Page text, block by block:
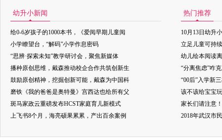
幼升小新闻
给0-6岁孩子的1000本书，《爱阅早期儿童阅
小学瞭望台，“解码”小学作息密码
“思辨·探索未知”教学研讨会，聚焦新媒体
播种原创思维，戴森推动校企合作共筑创新生
鼓励原创精神，挖掘创新可能，戴森为中国科
磨铁《我的爸爸是奥特曼》宫西达也给所有父
斑马家政云重磅发布HCST家庭育儿新模式
上飞书8个月，海亮硕果累累，产出百余案例
热门推荐
10月13日幼升
立足儿童可持
幼儿绘本阅读
“分离焦虑”咋
“00后”入学新
该不该给宝宝
家长们请注意
2018年武汉市